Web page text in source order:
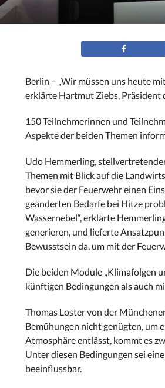
Berlin – „Wir müssen uns heute
erklärte Hartmut Ziebs, Präsident
150 Teilnehmerinnen und
Aspekte der beiden Themen
Udo Hemmerling,
Themen mit Blick auf die
bevor sie der Feuerwehr einen
geänderten Bedarfe bei Hitze
Wassernebel“, erklärte
generieren, und lieferte
Bewusstsein da, um mit der
Die beiden Module „Klimafolgen
künftigen Bedingungen als auch
Thomas Loster von der
Bemühungen nicht genügten, um
Atmosphäre entlässt, kommt es
Unter diesen Bedingungen sei
beeinflussbar.